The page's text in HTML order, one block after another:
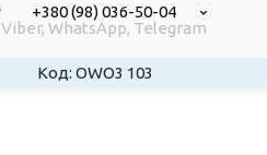
+380 (98) 036-50-04
Viber, WhatsApp, Telegram
OWO3 103